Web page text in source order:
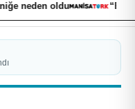
“Ekonomiye Yön